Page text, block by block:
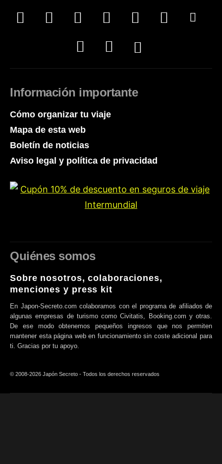
Información importante
Cómo organizar tu viaje
Mapa de esta web
Boletín de noticias
Aviso legal y política de privacidad
Quiénes somos
Sobre nosotros, colaboraciones,
menciones y press kit
En Japon-Secreto.com colaboramos con el programa de afiliados de
algunas empresas de turismo como Civitatis, Booking.com y otras.
De ese modo obtenemos pequeños ingresos que nos permiten
mantener esta página web en funcionamiento sin coste adicional para
ti. Gracias por tu apoyo.
© 2008-2026 Japón Secreto - Todos los derechos reservados